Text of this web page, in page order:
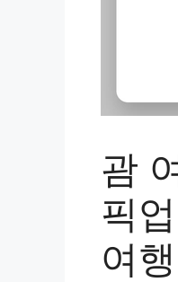
괌
픽
여